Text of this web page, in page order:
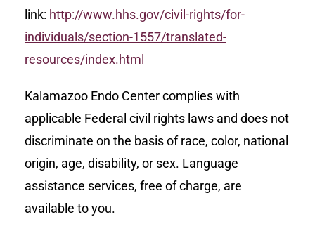
link: http://www.hhs.gov/civil-rights/for-
individuals/section-1557/translated-
resources/index.html
Kalamazoo Endo Center complies with
applicable Federal civil rights laws and does not
discriminate on the basis of race, color, national
origin, age, disability, or sex. Language
assistance services, free of charge, are
available to you.